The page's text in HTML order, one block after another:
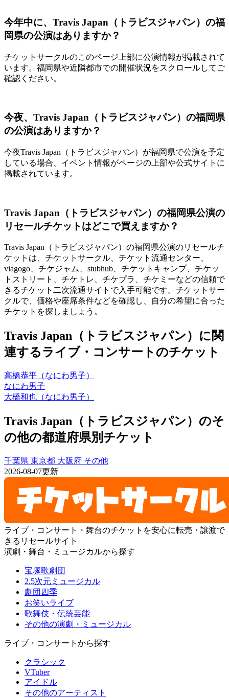
今年中に、Travis Japan（トラビスジャパン）の福
岡県の公演はありますか？
チケットサークルのこのページ上部に公演情報が掲載されて
います。福岡県や近隣都市での開催状況をスクロールしてご
確認ください。
今夜、Travis Japan（トラビスジャパン）の福岡県
の公演はありますか？
今夜Travis Japan（トラビスジャパン）が福岡県で公演を予定
している場合、イベント情報がページの上部や公式サイトに
掲載されています。
Travis Japan（トラビスジャパン）の福岡県公演の
リセールチケットはどこで買えますか？
Travis Japan（トラビスジャパン）の福岡県公演のリセールチ
ケットは、チケットサークル、チケット流通センター、
viagogo、チケジャム、stubhub、チケットキャンプ、チケッ
トストリート、チケトレ、チケプラ、チケミーなどの信頼で
きるチケット二次流通サイトで入手可能です。チケットサー
クルで、価格や座席条件などを確認し、自分の希望に合った
チケットを探しましょう。
Travis Japan（トラビスジャパン）に関
連するライブ・コンサートのチケット
高橋恭平（なにわ男子）
なにわ男子
大橋和也（なにわ男子）
Travis Japan（トラビスジャパン）のそ
の他の都道府県別チケット
千葉県 東京都 大阪府 その他
2026-08-07更新
ライブ・コンサート・舞台のチケットを安心に転売・譲渡で
きるリセールサイト
演劇・舞台・ミュージカルから探す
宝塚歌劇団
2.5次元ミュージカル
劇団四季
お笑いライブ
歌舞伎・伝統芸能
その他の演劇・ミュージカル
ライブ・コンサートから探す
クラシック
VTuber
アイドル
その他のアーティスト